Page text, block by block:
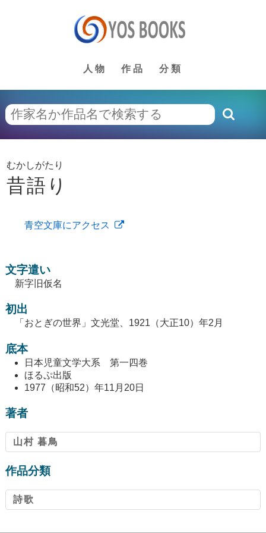
人物 作品 分類
むかしがたり
昔語り
青空文庫にアクセス
文字遣い
新字旧仮名
初出
「おとぎの世界」文光堂、1921（大正10）年2月
底本
日本児童文学大系 第一四巻
ほるぷ出版
1977（昭和52）年11月20日
著者
山村 暮鳥
作品分類
詩歌